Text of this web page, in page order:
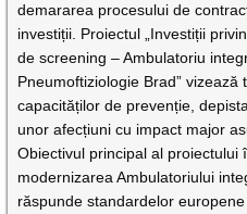
demararea procesului de
investiții. Proiectul „Investiții
de screening – Ambulatoriu
Pneumoftiziologie Brad”
capacităților de prevenție,
unor afecțiuni cu impact major
Obiectivul principal al proiectului
modernizarea Ambulatoriului
răspunde standardelor